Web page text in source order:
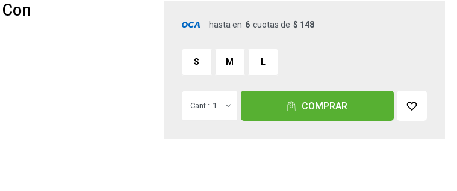
hasta en 6 cuotas de $ 148
S M L
1 COMPRAR